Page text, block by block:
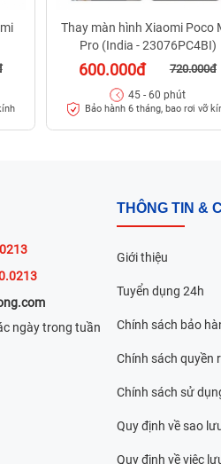
Thay màn hình Xiaomi Poco
Pro (India - 23076PC4BI)
600.000đ 720.000đ
45 - 60 phút
Bảo hành 6 tháng, bao rơi vỡ
ngày trong tuần
THÔNG TIN &
Giới thiệu
Tuyển dụng 24h
Chính sách bảo
Chính sách quyền
Chính sách sử
Quy định về sao
Quy định về việc